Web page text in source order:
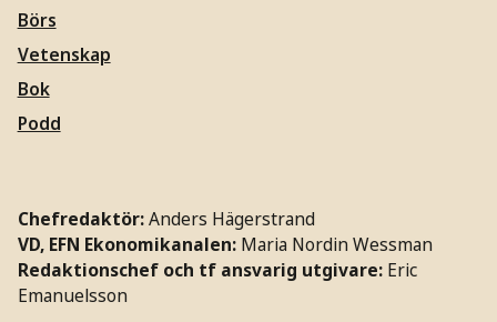
Börs
Vetenskap
Bok
Podd
Chefredaktör:Anders Hägerstrand
VD, EFN Ekonomikanalen: Maria Nordin Wessman
Redaktionschef och tf ansvarig utgivare: Eric
Emanuelsson